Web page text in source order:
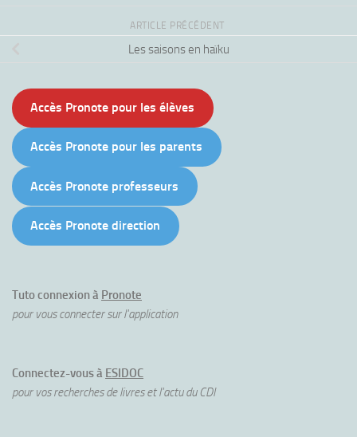
ARTICLE PRÉCÉDENT
Les saisons en haïku
Accès Pronote pour les élèves
Accès Pronote pour les parents
Accès Pronote professeurs
Accès Pronote direction
Tuto connexion à Pronote
pour vous connecter sur l'application
Connectez-vous à ESIDOC
pour vos recherches de livres et l'actu du CDI